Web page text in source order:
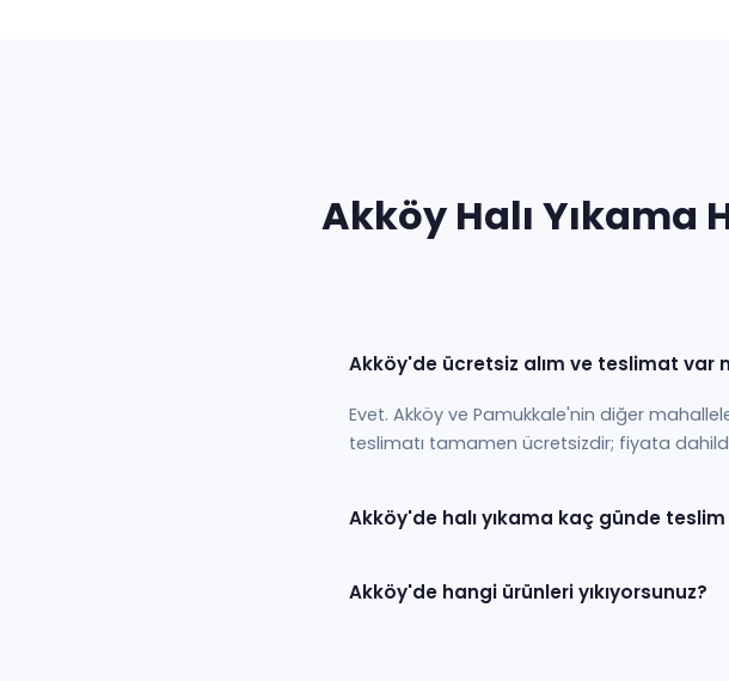
Akköy Halı Yıkama
Akköy'de ücretsiz alım ve teslimat var
Evet. Akköy ve Pamukkale'nin diğer
teslimatı tamamen ücretsizdir; fiyata
Akköy'de halı yıkama kaç günde
Akköy'de hangi ürünleri yıkıyorsunuz?